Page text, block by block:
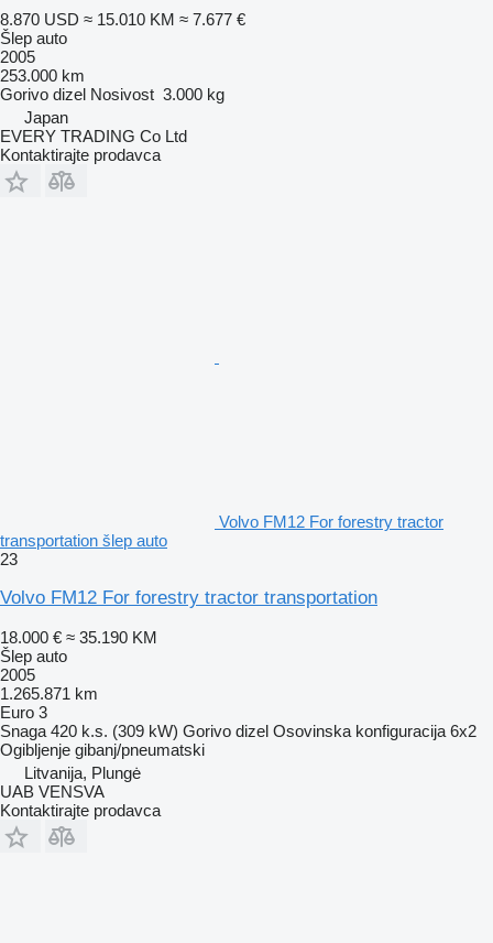
8.870 USD ≈ 15.010 KM ≈ 7.677 €
Šlep auto
2005
253.000 km
Gorivo dizel Nosivost 3.000 kg
Japan
EVERY TRADING Co Ltd
Kontaktirajte prodavca
Volvo FM12 For forestry tractor
transportation šlep auto
23
Volvo FM12 For forestry tractor transportation
18.000 € ≈ 35.190 KM
Šlep auto
2005
1.265.871 km
Euro 3
Snaga 420 k.s. (309 kW) Gorivo dizel Osovinska konfiguracija 6x2
Ogibljenje gibanj/pneumatski
Litvanija, Plungė
UAB VENSVA
Kontaktirajte prodavca